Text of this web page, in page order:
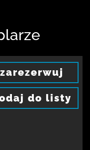
zarezerwuj
do listy